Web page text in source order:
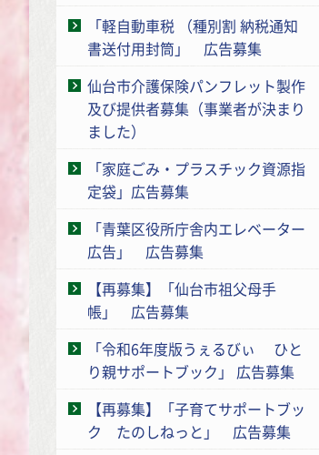
「軽自動車税 （種別割 納税通知
書送付用封筒」 広告募集
仙台市介護保険パンフレット製作
及び提供者募集（事業者が決まり
ました）
「家庭ごみ・プラスチック資源指
定袋」広告募集
「青葉区役所庁舎内エレベーター
広告」 広告募集
【再募集】「仙台市祖父母手
帳」 広告募集
「令和6年度版うぇるびぃ ひと
り親サポートブック」 広告募集
【再募集】「子育てサポートブッ
ク たのしねっと」 広告募集